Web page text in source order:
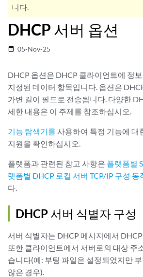
니다.
DHCP 서버 옵션
date_range 05-Nov-25
DHCP 옵션은 DHCP 클라이언트에 정
지정된 데이터 항목입니다. 옵션은
가변 길이 필드로 전송됩니다. 다양한
세한 내용은 이 주제를 참조하십시오.
기능 탐색기를 사용하여 특정 기능에 대
지원을 확인하십시오.
플랫폼과 관련된 참고 사항은 플랫폼별
랫폼별 DHCP 로컬 서버 TCP/IP 구성 동
다.
DHCP 서버 식별자 구성
서버 식별자는 DHCP 메시지에서
또한 클라이언트에서 서버로의 대상 주
습니다(예: 부팅 파일은 설정되었지만
않은 경우).